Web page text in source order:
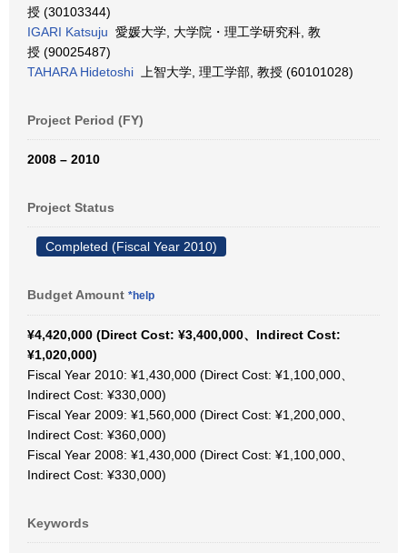
授 (30103344)
IGARI Katsuju 愛媛大学, 大学院・理工学研究科, 教
授 (90025487)
TAHARA Hidetoshi 上智大学, 理工学部, 教授 (60101028)
Project Period (FY)
2008 – 2010
Project Status
Completed (Fiscal Year 2010)
Budget Amount *help
¥4,420,000 (Direct Cost: ¥3,400,000、Indirect Cost:
¥1,020,000)
Fiscal Year 2010: ¥1,430,000 (Direct Cost: ¥1,100,000、
Indirect Cost: ¥330,000)
Fiscal Year 2009: ¥1,560,000 (Direct Cost: ¥1,200,000、
Indirect Cost: ¥360,000)
Fiscal Year 2008: ¥1,430,000 (Direct Cost: ¥1,100,000、
Indirect Cost: ¥330,000)
Keywords